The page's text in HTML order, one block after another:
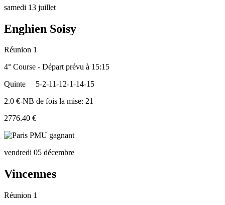
samedi 13 juillet
Enghien Soisy
Réunion 1
4° Course - Départ prévu à 15:15
Quinte
5-2-11-12-1-14-15
2.0 €-NB de fois la mise: 21
2776.40 €
vendredi 05 décembre
Vincennes
Réunion 1